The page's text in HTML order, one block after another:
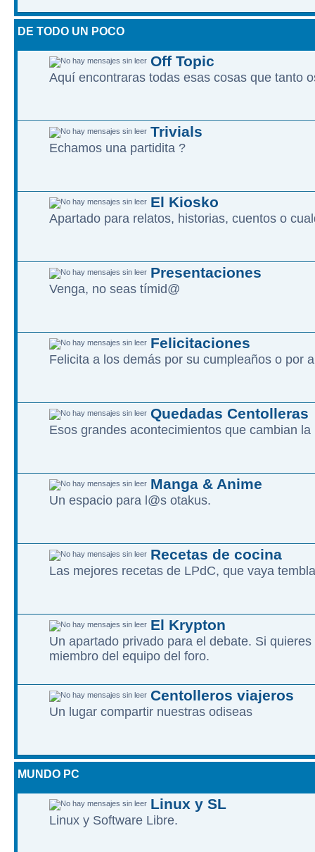
DE TODO UN POCO
Off Topic
Aquí encontraras todas esas cosas que tanto
Trivials
Echamos una partidita ?
El Kiosko
Apartado para relatos, historias, cuentos o
Presentaciones
Venga, no seas tímid@
Felicitaciones
Felicita a los demás por su cumpleaños o por
Quedadas Centolleras
Esos grandes acontecimientos que cambian la
Manga & Anime
Un espacio para l@s otakus.
Recetas de cocina
Las mejores recetas de LPdC, que vaya
El Krypton
Un apartado privado para el debate. Si
miembro del equipo del foro.
Centolleros viajeros
Un lugar compartir nuestras odiseas
MUNDO PC
Linux y SL
Linux y Software Libre.